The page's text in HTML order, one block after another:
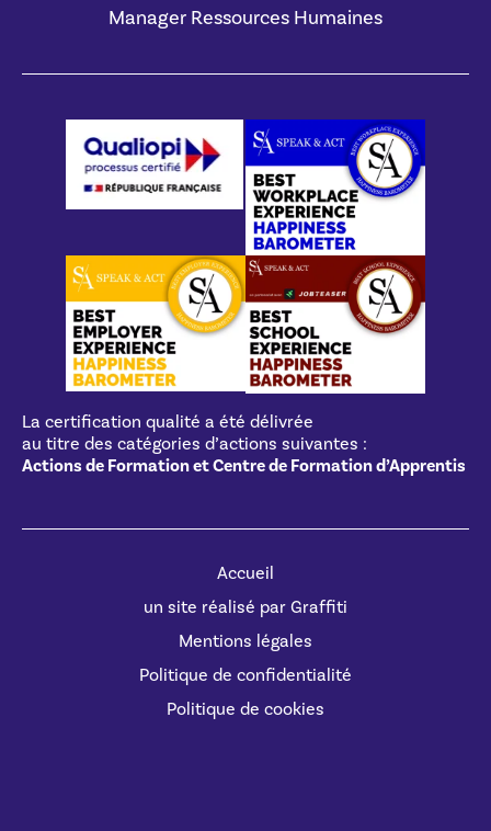
Manager Ressources Humaines
La certification qualité a été délivrée
au titre des catégories d’actions suivantes :
Actions de Formation et Centre de Formation d’Apprentis
Accueil
un site réalisé par Graffiti
Mentions légales
Politique de confidentialité
Politique de cookies